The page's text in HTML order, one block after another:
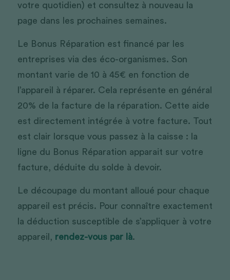
votre quotidien) et consultez à nouveau la
page dans les prochaines semaines.
Le Bonus Réparation est financé par les
entreprises via des éco-organismes. Son
montant varie de 10 à 45€ en fonction de
l’appareil à réparer. Cela représente en général
20% de la facture de la réparation. Cette aide
est directement intégrée à votre facture. Tout
est clair lorsque vous passez à la caisse : la
ligne du Bonus Réparation apparait sur votre
facture, déduite du solde à devoir.
Le découpage du montant alloué pour chaque
appareil est précis. Pour connaître exactement
la déduction susceptible de s’appliquer à votre
appareil, rendez-vous par là.